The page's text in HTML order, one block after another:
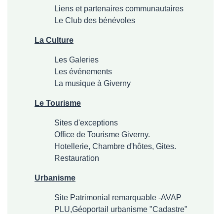
Liens et partenaires communautaires
Le Club des bénévoles
La Culture
Les Galeries
Les événements
La musique à Giverny
Le Tourisme
Sites d'exceptions
Office de Tourisme Giverny.
Hotellerie, Chambre d'hôtes, Gites.
Restauration
Urbanisme
Site Patrimonial remarquable -AVAP
PLU,Géoportail urbanisme "Cadastre"